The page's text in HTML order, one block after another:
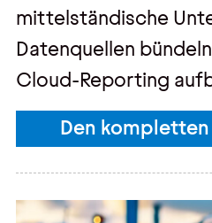
mittelständische
Datenquellen
Cloud‑Reporting
Den